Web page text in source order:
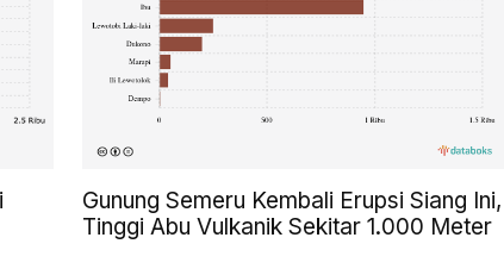
Gunung Semeru Kembali Erupsi Siang Ini,
Tinggi Abu Vulkanik Sekitar 1.000 Meter